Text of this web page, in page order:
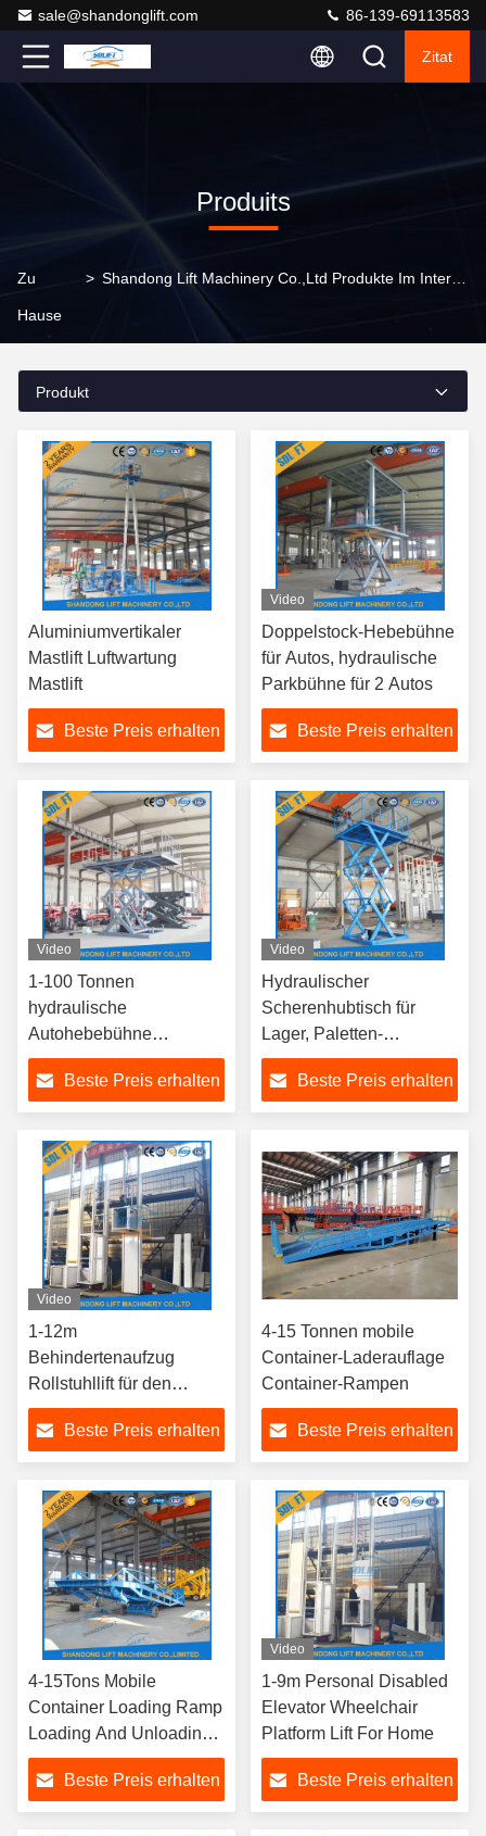
sale@shandonglift.com 86-139-69113583
Zitat
Produits
Zu
Hause
>
Produkt
Aluminiumvertikaler
Mastlift Luftwartung
Mastlift
Beste Preis erhalten
Video
Doppelstock-Hebebühne
für Autos, hydraulische
Parkbühne für 2 Autos
Beste Preis erhalten
Video
1-100 Tonnen
hydraulische
Autohebebühne
Scherenhebebühne
Auto-Parkbühne
Beste Preis erhalten
Video
Hydraulischer
Scherenhubtisch für
Lager, Paletten-
Scherenhebebühne
Beste Preis erhalten
Video
1-12m
Behindertenaufzug
Rollstuhllift für den
Hausgebrauch
Beste Preis erhalten
4-15 Tonnen mobile
Container-Laderauflage
Container-Rampen
Beste Preis erhalten
4-15Tons Mobile
Container Loading Ramp
Loading And Unloading
Container Ramp
Beste Preis erhalten
Video
1-9m Personal Disabled
Elevator Wheelchair
Platform Lift For Home
Beste Preis erhalten